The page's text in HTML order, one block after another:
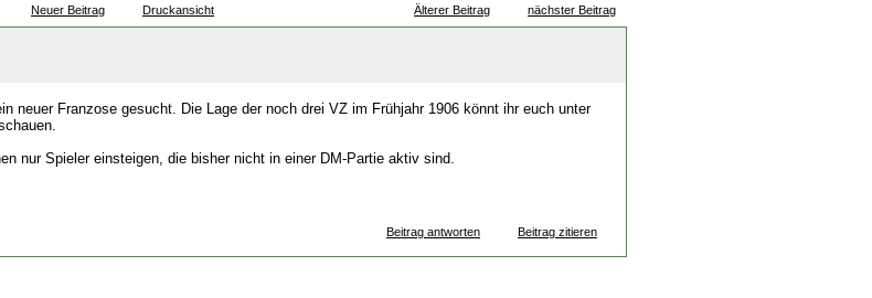
Älterer Beitrag nächster Beitrag
Neuer Beitrag Druckansicht
neuer Franzose gesucht. Die Lage der noch drei VZ im Frühjahr 1906 könnt ihr euch unter
nur Spieler einsteigen, die bisher nicht in einer DM-Partie aktiv sind.
Beitrag antworten Beitrag zitieren